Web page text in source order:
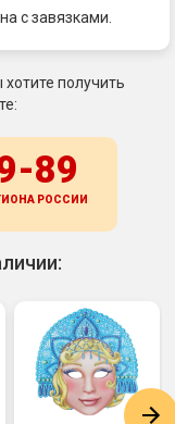
с завязками.
получить
89
РОССИИ